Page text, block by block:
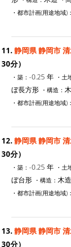
・都市計画(用途地域)：
11. 静岡県 静岡市
30分）
・築： -0.25 年 ・土
ぼ長方形 ・構造：
・都市計画(用途地域)：
12. 静岡県 静岡市
30分）
・築： -0.25 年 ・土
ぼ台形 ・構造： 木造
・都市計画(用途地域)：
13. 静岡県 静岡市
30分）